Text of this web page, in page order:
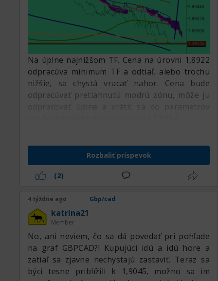
Na úplne najnižšom TF. Cena na úrovni 1,8922
odpracúva minimum TF a odtiaľ, alebo trochu
nižšie, sa chystá vracať nahor. Cena bude
odpracúvať pretiahnutú modrú zónu, môže ju
odpracovať úplne a vrátiť sa do parametrov
Rozbaliť príspevok
(2)
4 týždne ago Gbp/cad
katrina21
Member
No, ani neviem, čo sa dá povedať pri pohľade
na graf GBPCAD?! Kupujúci idú a idú hore a
zatiaľ sa zjavne nechystajú zastaviť. Teraz sa
býci tesne priblížili k 1,9045, možno sa im